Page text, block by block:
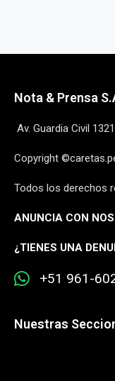
Nota & Prensa
Av. Guardia Civil
Copyright
Todos los derechos
ANUNCIA CON
¿TIENES UNA
+51 961-
Nuestras